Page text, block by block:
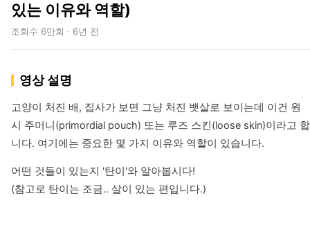
있는 이유와 역할)
조회수 6만회 · 6년 전
영상 설명
고양이 처진 배, 집사가 보면 그냥 처진 뱃살로 보이는데 이건 원
시 주머니(primordial pouch) 또는 루즈 스킨(loose skin)이라고 합
니다. 여기에는 중요한 몇 가지 이유와 역할이 있습니다.
어떤 것들이 있는지 '탄이'와 알아봅시다!
(참고로 탄이는 조금.. 살이 있는 편입니다.)